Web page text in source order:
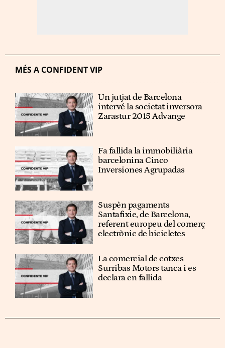
MÉS A CONFIDENT VIP
Un jutjat de Barcelona
intervé la societat inversora
Zarastur 2015 Advange
Fa fallida la immobiliària
barcelonina Cinco
Inversiones Agrupadas
Suspèn pagaments
Santafixie, de Barcelona,
referent europeu del comerç
electrònic de bicicletes
La comercial de cotxes
Surribas Motors tanca i es
declara en fallida